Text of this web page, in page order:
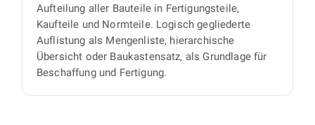
Aufteilung aller Bauteile in Fertigungsteile,
Kaufteile und Normteile. Logisch gegliederte
Auflistung als Mengenliste, hierarchische
Übersicht oder Baukastensatz, als Grundlage für
Beschaffung und Fertigung.